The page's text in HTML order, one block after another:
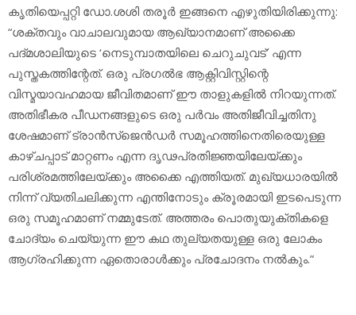
കൃതിയെപ്പറ്റി ഡോ.ശശി തരൂര്‍ ഇങ്ങനെ എഴുതിയിരിക്കുന്നു:
“ശക്തവും വാചാലവുമായ ആഖ്യാനമാണ് അക്കൈ
പദ്മശാലിയുടെ ‘നെടുമ്പാതയിലെ ചെറുചുവട്’ എന്ന
പുസ്തകത്തിന്റേത്. ഒരു പ്രഗൽഭ ആക്റ്റിവിസ്റ്റിന്റെ
വിസ്മയാവഹമായ ജീവിതമാണ് ഈ താളുകളിൽ നിറയുന്നത്.
അതിഭീകര പീഡനങ്ങളുടെ ഒരു പർവം അതിജീവിച്ചതിനു
ശേഷമാണ് ട്രാൻസ്ജെൻഡർ സമൂഹത്തിനെതിരെയുള്ള
കാഴ്ചപ്പാട് മാറ്റണം എന്ന ദൃഢപ്രതിജ്ഞയിലേയ്ക്കും
പരിശ്രമത്തിലേയ്ക്കും അക്കൈ എത്തിയത്. മുഖ്യധാരയിൽ
നിന്ന് വ്യതിചലിക്കുന്ന എന്തിനോടും ക്രൂരമായി ഇടപെടുന്ന
ഒരു സമൂഹമാണ് നമ്മുടേത്. അത്തരം പൊതുയുക്തികളെ
ചോദ്യം ചെയ്യുന്ന ഈ കഥ തുല്യതയുള്ള ഒരു ലോകം
ആഗ്രഹിക്കുന്ന ഏതൊരാൾക്കും പ്രചോദനം നൽകും.”